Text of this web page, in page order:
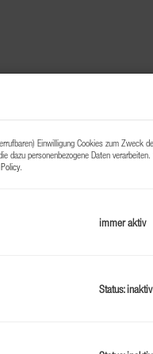
Eigentum dort arbeiten,
Einwilligung Cookies zum Zweck
dazu personenbezogene Daten
.
immer aktiv
Status: inaktiv